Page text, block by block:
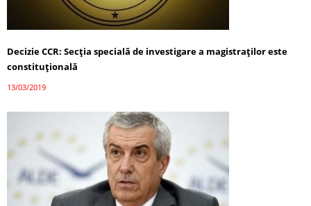
Decizie CCR: Secția specială de investigare a magistraților este
constituțională
13/03/2019